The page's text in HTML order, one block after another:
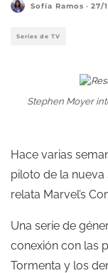
Sofía Ramos · 27/
Series de TV
Stephen Moyer
Hace varias
piloto de la nueva
relata Marvel’s
Una serie de
conexión con las
Tormenta y los